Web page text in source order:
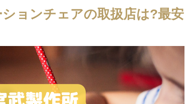
ョンチェアの取扱店は?最安